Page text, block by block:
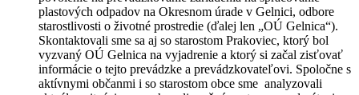
plastových odpadov na Okresnom úrade v Gelnici, odbore
starostlivosti o životné prostredie (ďalej len „OÚ Gelnica“).
Skontaktovali sme sa aj so starostom Prakoviec, ktorý bol
vyzvaný OÚ Gelnica na vyjadrenie a ktorý si začal zisťovať
informácie o tejto prevádzke a prevádzkovateľovi. Spoločne s
aktívnymi občanmi i so starostom obce sme analyzovali